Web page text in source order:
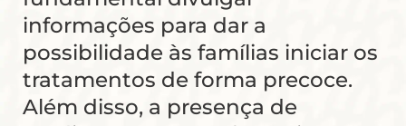
informações para dar a
possibilidade às famílias iniciar os
tratamentos de forma precoce.
Além disso, a presença de